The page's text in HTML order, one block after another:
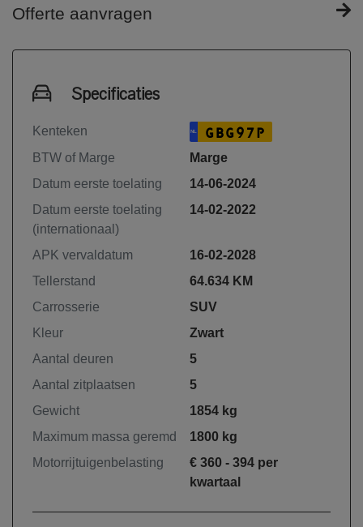
Offerte aanvragen
Specificaties
Kenteken NL GBG97P
BTW of Marge
Marge
Datum eerste toelating
14-06-2024
Datum eerste toelating
(internationaal)
14-02-2022
APK vervaldatum
16-02-2028
Tellerstand
64.634 KM
Carrosserie
SUV
Kleur
Zwart
Aantal deuren
5
Aantal zitplaatsen
5
Gewicht
1854 kg
Maximum massa geremd
1800 kg
Motorrijtuigenbelasting
€ 360 - 394 per
kwartaal